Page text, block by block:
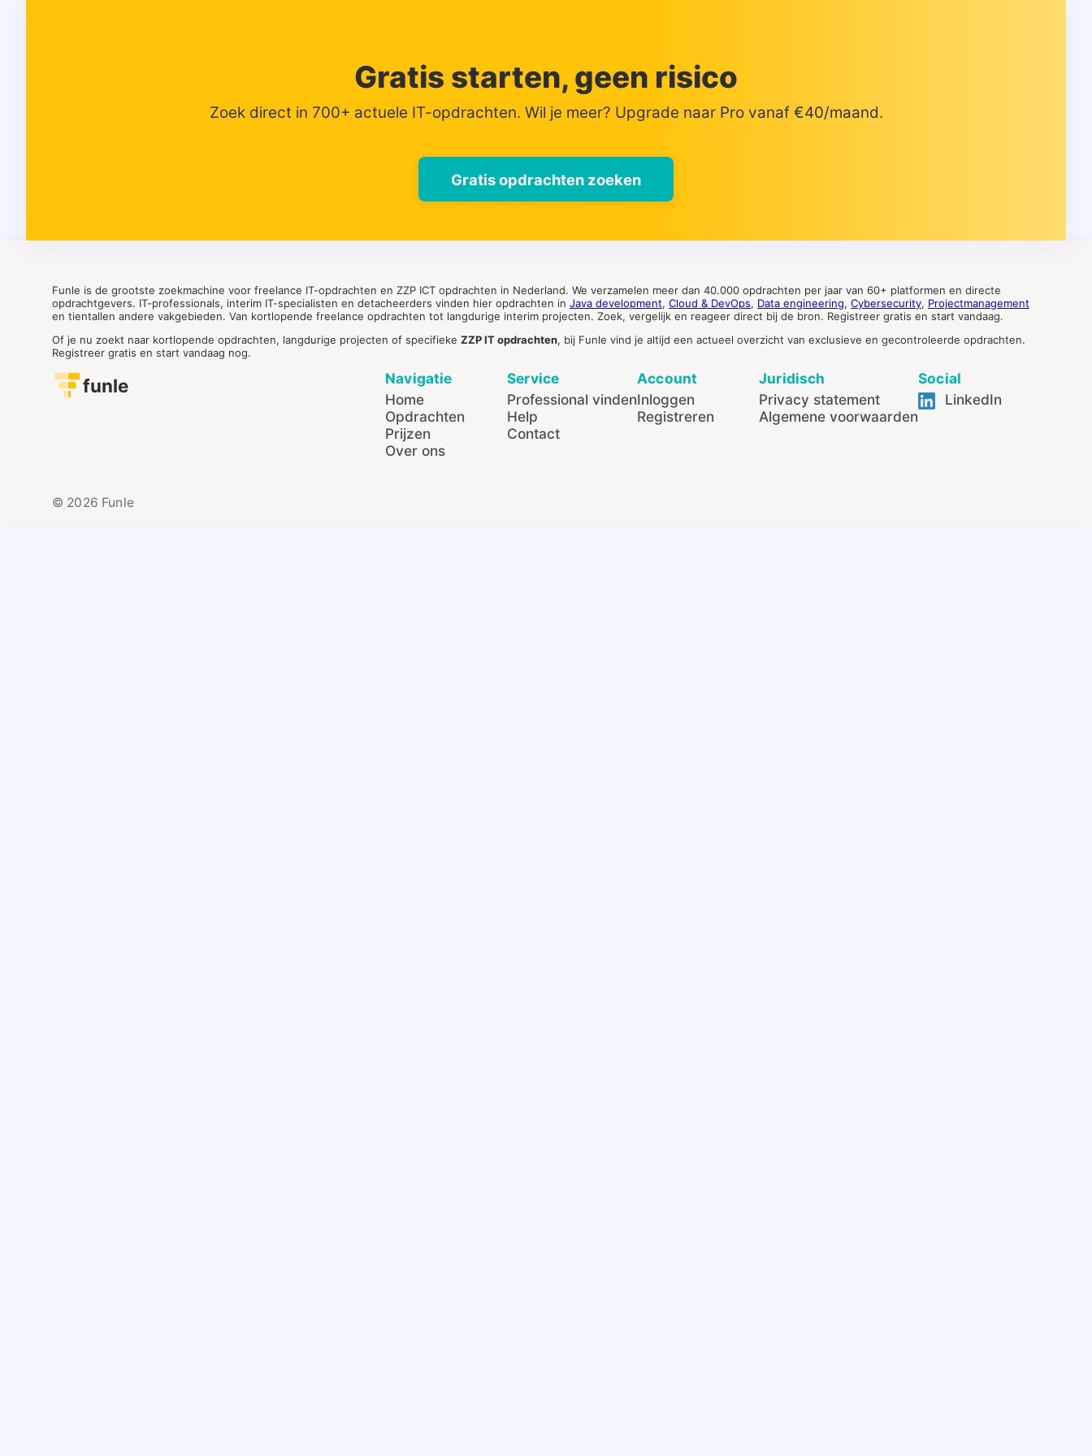
Gratis starten, geen risico
Zoek direct in 700+ actuele IT-opdrachten. Wil je meer? Upgrade naar Pro vanaf €40/maand.
Gratis opdrachten zoeken
Funle is de grootste zoekmachine voor freelance IT-opdrachten en ZZP ICT opdrachten in Nederland. We verzamelen meer dan 40.000 opdrachten per jaar van 60+ platformen en directe
opdrachtgevers. IT-professionals, interim IT-specialisten en detacheerders vinden hier opdrachten in Java development, Cloud & DevOps, Data engineering, Cybersecurity, Projectmanagement
en tientallen andere vakgebieden. Van kortlopende freelance opdrachten tot langdurige interim projecten. Zoek, vergelijk en reageer direct bij de bron. Registreer gratis en start vandaag.
Of je nu zoekt naar kortlopende opdrachten, langdurige projecten of specifieke ZZP IT opdrachten, bij Funle vind je altijd een actueel overzicht van exclusieve en gecontroleerde opdrachten.
Registreer gratis en start vandaag nog.
funle
Navigatie
Home
Opdrachten
Prijzen
Over ons
Service
Professional vinden
Help
Contact
Account
Inloggen
Registreren
Juridisch
Privacy statement
Algemene voorwaarden
Social
LinkedIn
© 2026 Funle